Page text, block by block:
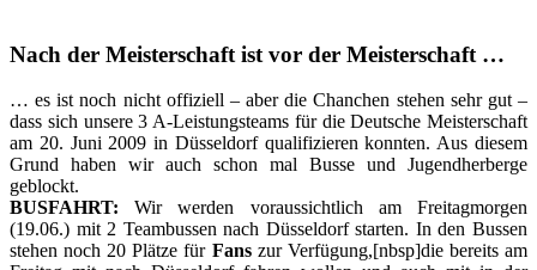
Nach der Meisterschaft ist vor der Meisterschaft …
… es ist noch nicht offiziell – aber die Chanchen stehen sehr gut –
dass sich unsere 3 A-Leistungsteams für die Deutsche Meisterschaft
am 20. Juni 2009 in Düsseldorf qualifizieren konnten. Aus diesem
Grund haben wir auch schon mal Busse und Jugendherberge
geblockt.
BUSFAHRT: Wir werden voraussichtlich am Freitagmorgen
(19.06.) mit 2 Teambussen nach Düsseldorf starten. In den Bussen
stehen noch 20 Plätze für Fanszur Verfügung,[nbsp]die bereits am